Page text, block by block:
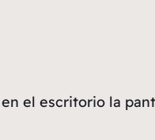
el escritorio la